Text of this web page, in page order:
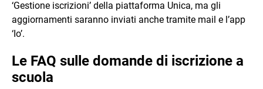
‘Gestione iscrizioni’ della piattaforma Unica, ma gli
aggiornamenti saranno inviati anche tramite mail e l’app
‘Io’.
Le FAQ sulle domande di iscrizione a
scuola